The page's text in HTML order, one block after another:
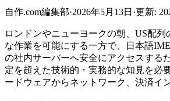
自作.com編集部·2026年5月13日 ·更新:
ロンドンやニューヨークの朝、US配
な作業を可能にする一方で、日本語
の社内サーバーへ安全にアクセスする
定を超えた技術的・実務的な知見を必
ードウェアからネットワーク、決済イ